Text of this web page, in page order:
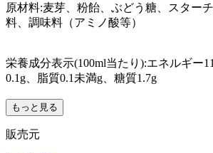
原材料:麦芽、粉飴、ぶどう糖、スター
料、調味料（アミノ酸等）
栄養成分表示(100ml当たり):エネルギー
0.1g、脂質0.1未満g、糖質1.7g
もっと見る
販売元